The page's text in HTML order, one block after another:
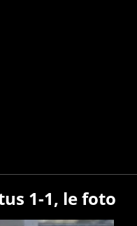
1-1, le foto